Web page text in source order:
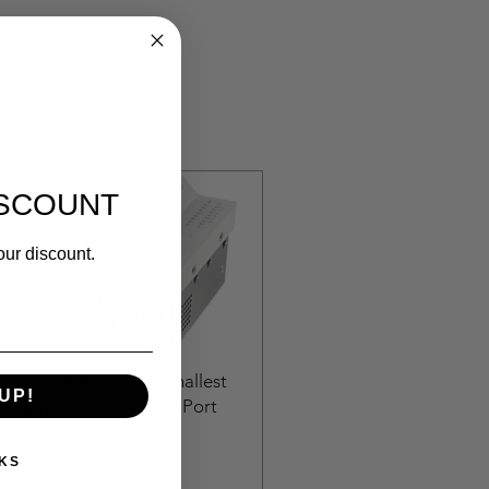
Microsens Smallest
Ethernet switch! · 6-Port
discount.